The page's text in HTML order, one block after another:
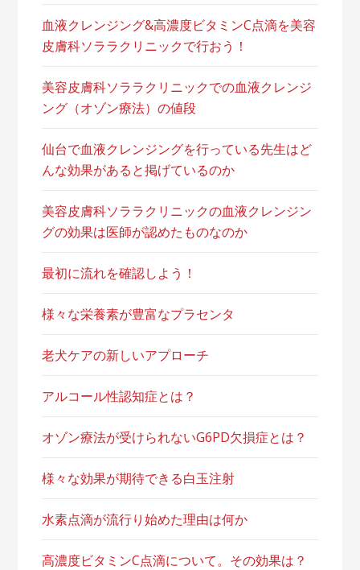
血液クレンジング&高濃度ビタミンC点滴を美容
皮膚科ソララクリニックで行おう！
美容皮膚科ソララクリニックでの血液クレンジ
ング（オゾン療法）の値段
仙台で血液クレンジングを行っている先生はど
んな効果があると掲げているのか
美容皮膚科ソララクリニックの血液クレンジン
グの効果は医師が認めたものなのか
最初に流れを確認しよう！
様々な栄養素が豊富なプラセンタ
老犬ケアの新しいアプローチ
アルコール性認知症とは？
オゾン療法が受けられないG6PD欠損症とは？
様々な効果が期待できる白玉注射
水素点滴が流行り始めた理由は何か
高濃度ビタミンC点滴について。その効果は？